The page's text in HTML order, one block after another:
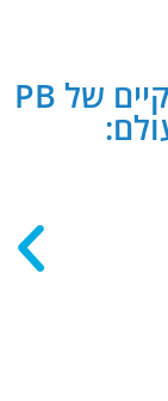
מקצת מ-300 שותפנו העסקיים של PB